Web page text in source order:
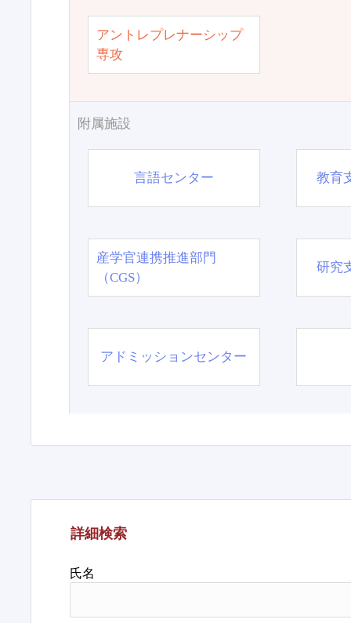
アントレプレナーシップ
専攻
附属施設
言語センター 教育
産学官連携推進部門
（CGS）
研究
アドミッションセンター
詳細検索
氏名